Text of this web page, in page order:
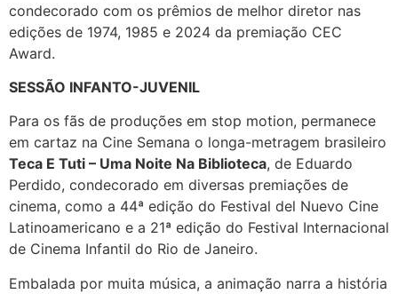
condecorado com os prêmios de melhor diretor nas
edições de 1974, 1985 e 2024 da premiação CEC
Award.
SESSÃO INFANTO-JUVENIL
Para os fãs de produções em stop motion, permanece
em cartaz na Cine Semana o longa-metragem brasileiro
Teca E Tuti – Uma Noite Na Biblioteca, de Eduardo
Perdido, condecorado em diversas premiações de
cinema, como a 44ª edição do Festival del Nuevo Cine
Latinoamericano e a 21ª edição do Festival Internacional
de Cinema Infantil do Rio de Janeiro.
Embalada por muita música, a animação narra a história